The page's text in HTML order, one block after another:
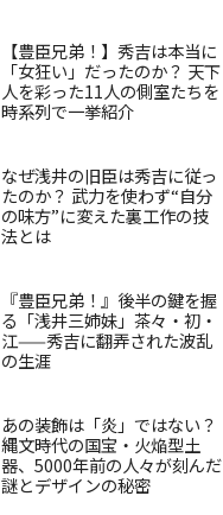
【豊臣兄弟！】秀吉は本当に
「女狂い」だったのか？ 天下
人を彩った11人の側室たちを
時系列で一挙紹介
なぜ浅井の旧臣は秀吉に従っ
たのか？ 武力を使わず“自分
の味方”に変えた裏工作の技
法とは
『豊臣兄弟！』後半の鍵を握
る「浅井三姉妹」茶々・初・
江——秀吉に翻弄された波乱
の生涯
あの装飾は「炎」ではない？
縄文時代の国宝・火焔型土
器、5000年前の人々が刻んだ
謎とデザインの秘密